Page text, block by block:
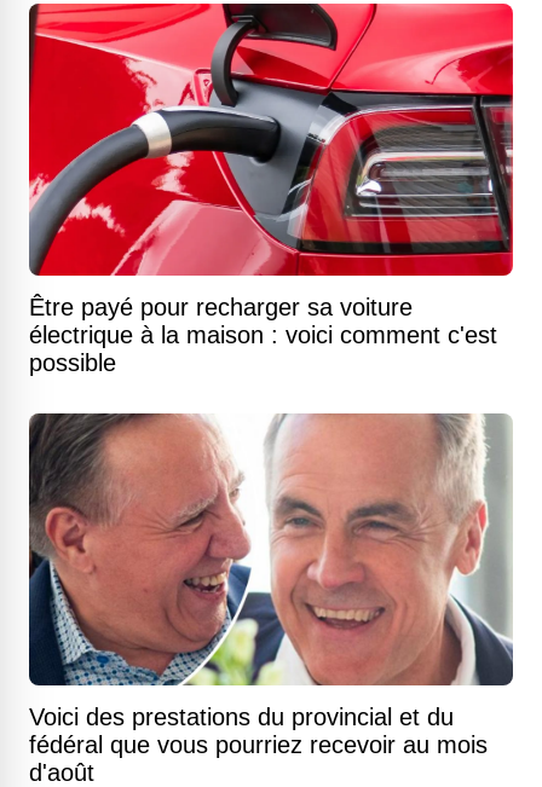
Être payé pour recharger sa voiture
électrique à la maison : voici comment c'est
possible
Voici des prestations du provincial et du
fédéral que vous pourriez recevoir au mois
d'août